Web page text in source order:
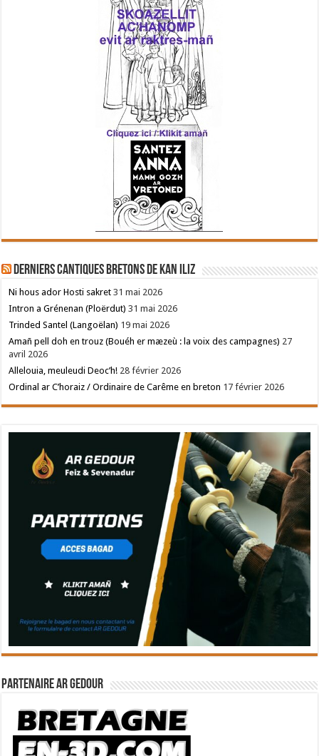
Derniers cantiques bretons de Kan Iliz
Ni hous ador Hosti sakret 31 mai 2026
Intron a Grénenan (Ploërdut) 31 mai 2026
Trinded Santel (Langoëlan) 19 mai 2026
Amañ pell doh en trouz (Bouéh er mæzeù : la voix des campagnes) 27
avril 2026
Allelouia, meuleudi Deoc’h! 28 février 2026
Ordinal ar C’horaiz / Ordinaire de Carême en breton 17 février 2026
Partenaire Ar Gedour